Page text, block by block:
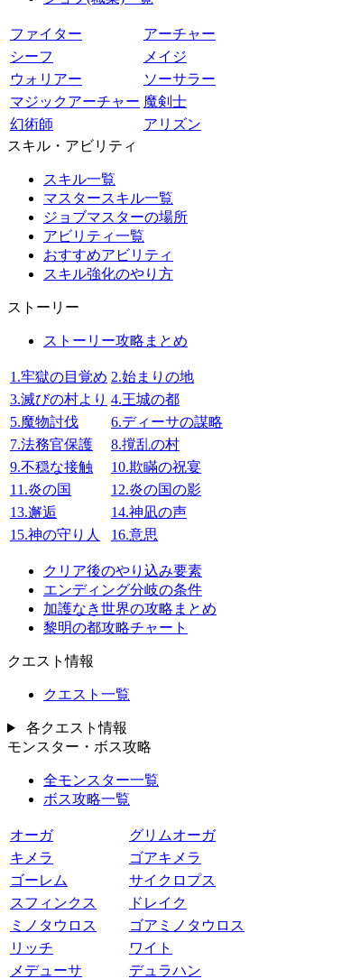
ファイター
アーチャー
シーフ
メイジ
ウォリアー
ソーサラー
マジックアーチャー 魔剣士
幻術師
アリズン
スキル・アビリティ
スキル一覧
マスタースキル一覧
ジョブマスターの場所
アビリティ一覧
おすすめアビリティ
スキル強化のやり方
ストーリー
ストーリー攻略まとめ
1.牢獄の目覚め 2.始まりの地
3.滅びの村より 4.王城の都
5.魔物討伐
6.ディーサの謀略
7.法務官保護
8.撹乱の村
9.不穏な接触
10.欺瞞の祝宴
11.炎の国
12.炎の国の影
13.邂逅
14.神凪の声
15.神の守り人
16.意思
クリア後のやり込み要素
エンディング分岐の条件
加護なき世界の攻略まとめ
黎明の都攻略チャート
クエスト情報
クエスト一覧
各クエスト情報
モンスター・ボス攻略
全モンスター一覧
ボス攻略一覧
オーガ
グリムオーガ
キメラ
ゴアキメラ
ゴーレム
サイクロプス
スフィンクス
ドレイク
ミノタウロス
ゴアミノタウロス
リッチ
ワイト
メデューサ
デュラハン